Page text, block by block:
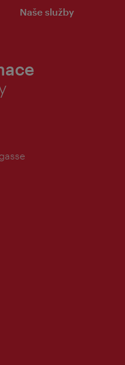
Naše služby